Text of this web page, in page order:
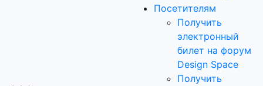
Посетителям
Получить
электронный
билет на форум
Design Space
Получить